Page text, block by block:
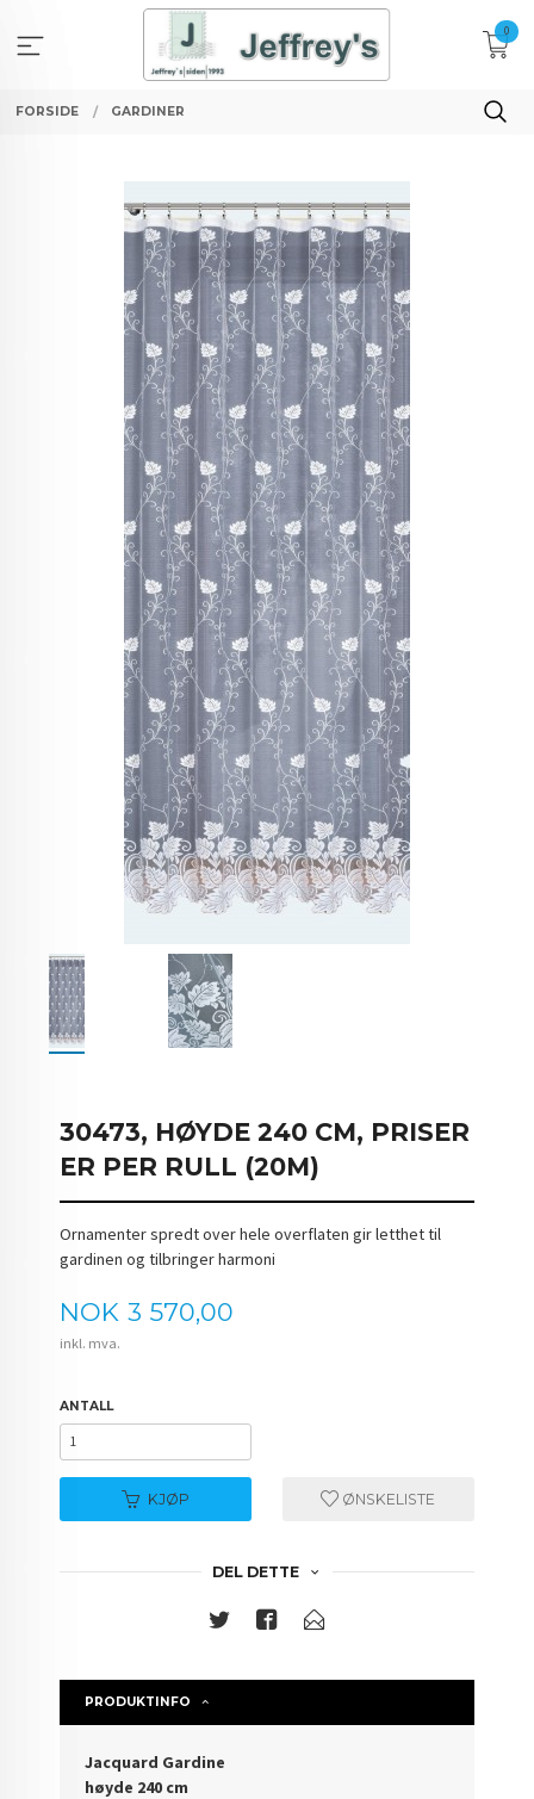
innholdet
0
FORSIDE GARDINER
30473, HØYDE 240 CM, PRISER
ER PER RULL (20M)
Ornamenter spredt over hele overflaten gir letthet til
gardinen og tilbringer harmoni
Pris
NOK 3 570,00
inkl. mva.
ANTALL
KJØP ØNSKELISTE
DEL DETTE
PRODUKTINFO
Jacquard Gardine
høyde 240 cm